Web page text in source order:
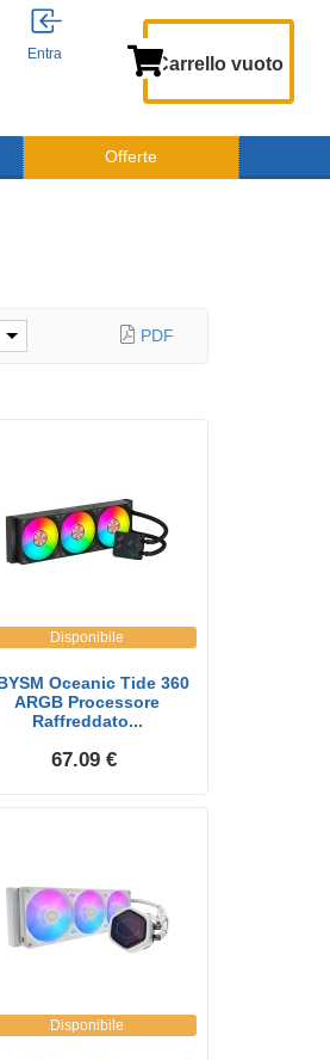
Entra Carrello vuoto
Offerte
PDF
Disponibile
Oceanic Tide 360
ARGB Processore
Raffreddato...
67.09 €
Disponibile